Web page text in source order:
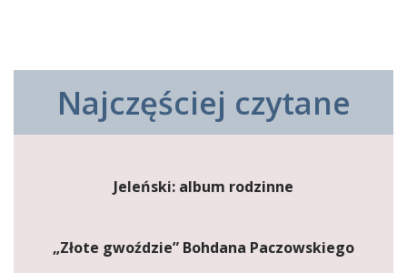
Najczęściej czytane
Jeleński: album rodzinne
„Złote gwoździe” Bohdana Paczowskiego